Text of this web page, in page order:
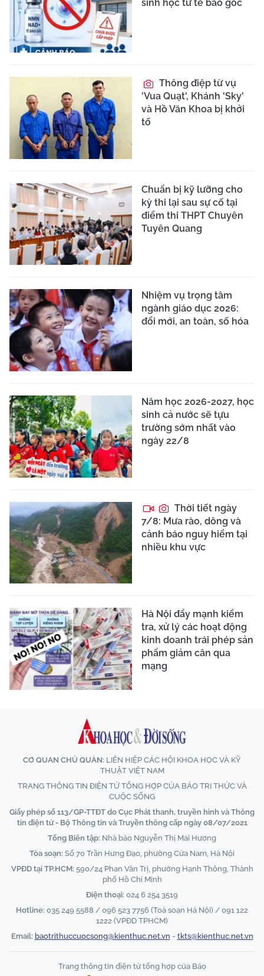
sinh học từ tế bào gốc
Thông điệp từ vụ
'Vua Quạt', Khánh 'Sky'
và Hồ Văn Khoa bị khởi
tố
Chuẩn bị kỹ lưỡng cho
kỳ thi lại sau sự cố tại
điểm thi THPT Chuyên
Tuyên Quang
Nhiệm vụ trọng tâm
ngành giáo dục 2026:
đổi mới, an toàn, số hóa
Năm học 2026-2027, học
sinh cả nước sẽ tựu
trường sớm nhất vào
ngày 22/8
Thời tiết ngày
7/8: Mưa rào, dông và
cảnh báo nguy hiểm tại
nhiều khu vực
Hà Nội đẩy mạnh kiểm
tra, xử lý các hoạt động
kinh doanh trái phép sản
phẩm giảm cân qua
mạng
CƠ QUAN CHỦ QUẢN: LIÊN HIỆP CÁC HỘI KHOA HỌC VÀ KỸ
THUẬT VIỆT NAM
TRANG THÔNG TIN ĐIỆN TỬ TỔNG HỢP CỦA BÁO TRI THỨC VÀ
CUỘC SỐNG
Giấy phép số 113/GP-TTĐT do Cục Phát thanh, truyền hình và Thông
tin điện tử - Bộ Thông tin và Truyền thông cấp ngày 08/07/2021
Tổng Biên tập: Nhà báo Nguyễn Thị Mai Hương
Tòa soạn: Số 70 Trần Hưng Đạo, phường Cửa Nam, Hà Nội
VPĐD tại TP.HCM: 590/24 Phan Văn Trị, phường Hạnh Thông, Thành
phố Hồ Chí Minh
Điện thoại: 024 6 254 3519
Hotline: 035 249 5588 / 096 523 7756 (Toà soạn Hà Nội) / 091 122
1222 (VPĐD TPHCM)
Email: baotrithuccuocsong@kienthuc.net.vn - tkts@kienthuc.net.vn
Trang thông tin điện tử tổng hợp của Báo